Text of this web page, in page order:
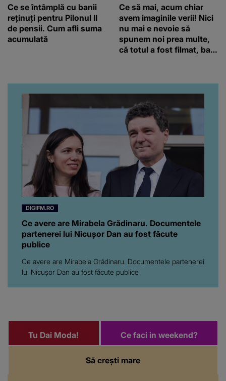
Ce se întâmplă cu banii
reținuți pentru Pilonul II
de pensii. Cum afli suma
acumulată
Ce să mai, acum chiar
avem imaginile verii! Nici
nu mai e nevoie să
spunem noi prea multe,
că totul a fost filmat, ba
da, frumoasa iubită a lui
Florin Ristei e...
DIGIFM.RO
Ce avere are Mirabela Grădinaru. Documentele
partenerei lui Nicușor Dan au fost făcute
publice
Ce avere are Mirabela Grădinaru. Documentele partenerei
lui Nicușor Dan au fost făcute publice
Să crești mare
Tu Dai Moda! Ce faci in weekend?